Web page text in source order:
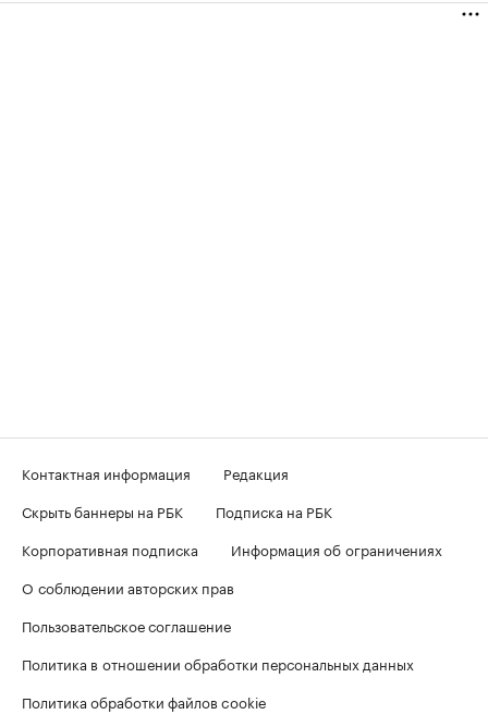
Контактная информация
Редакция
Скрыть баннеры на РБК
Подписка на РБК
Корпоративная подписка
Информация об ограничениях
О соблюдении авторских прав
Пользовательское соглашение
Политика в отношении обработки персональных данных
Политика обработки файлов cookie